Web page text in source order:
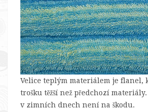
Velice teplým materiálem je flanel,
trošku těžší než předchozí materiály.
v zimních dnech není na škodu.